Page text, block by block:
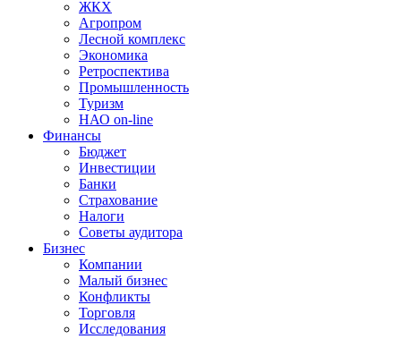
ЖКХ
Агропром
Лесной комплекс
Экономика
Ретроспектива
Промышленность
Туризм
НАО on-line
Финансы
Бюджет
Инвестиции
Банки
Страхование
Налоги
Советы аудитора
Бизнес
Компании
Малый бизнес
Конфликты
Торговля
Исследования